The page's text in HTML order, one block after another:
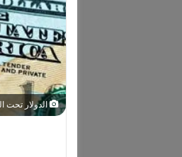
الدولار تحت